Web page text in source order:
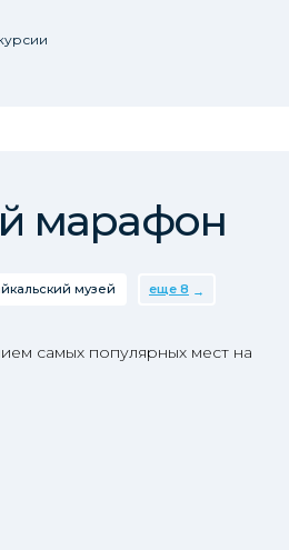
марафон
музей еще 8
самых популярных мест на